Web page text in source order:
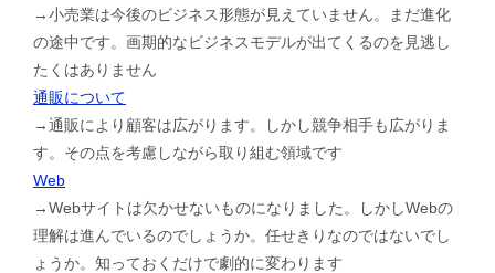
→小売業は今後のビジネス形態が見えていません。まだ進化
の途中です。画期的なビジネスモデルが出てくるのを見逃し
たくはありません
通販について
→通販により顧客は広がります。しかし競争相手も広がりま
す。その点を考慮しながら取り組む領域です
Web
→Webサイトは欠かせないものになりました。しかしWebの
理解は進んでいるのでしょうか。任せきりなのではないでし
ょうか。知っておくだけで劇的に変わります